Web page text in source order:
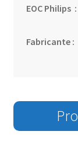
EOC Philips :
Fabricante :